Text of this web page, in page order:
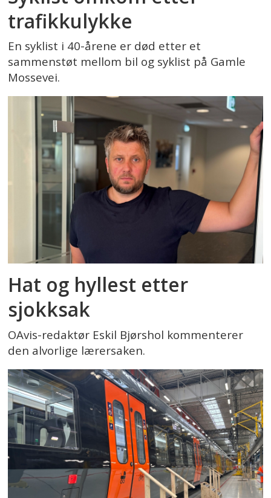
trafikkulykke
En syklist i 40-årene er død etter et
sammenstøt mellom bil og syklist på Gamle
Mossevei.
Hat og hyllest etter
sjokksak
OAvis-redaktør Eskil Bjørshol kommenterer
den alvorlige lærersaken.